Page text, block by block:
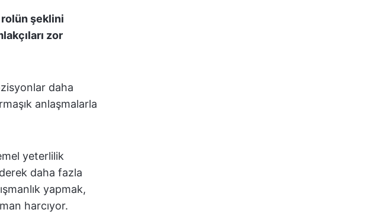
rolün şeklini
zor
daha
anlaşmalarla
yeterlilik
daha fazla
yapmak,
harcıyor.